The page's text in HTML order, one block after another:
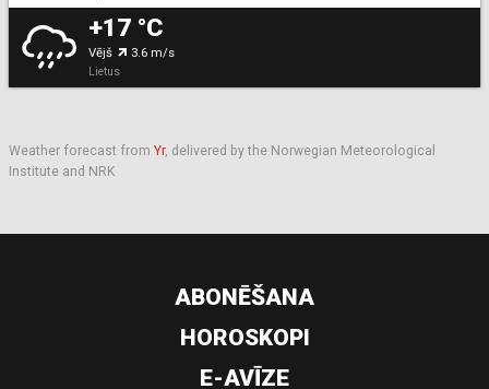
+17 °C
Vējš 3.6 m/s
Lietus
Weather forecast fromYr, delivered by the Norwegian Meteorological
Institute and NRK
ABONĒŠANA
HOROSKOPI
E-AVĪZE